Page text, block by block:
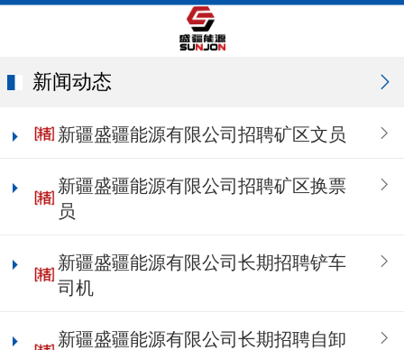
新闻动态
新疆盛疆能源有限公司招聘矿区文员
新疆盛疆能源有限公司招聘矿区换票
员
新疆盛疆能源有限公司长期招聘铲车
司机
新疆盛疆能源有限公司长期招聘自卸